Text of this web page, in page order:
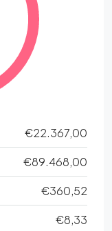
€22.367,00
€89.468,00
€360,52
€8,33